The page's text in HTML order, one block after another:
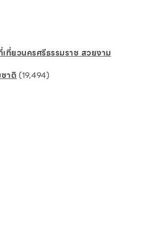
ที่ยวนครศรีธรรมราช สวยงาม
าติ(19,494)